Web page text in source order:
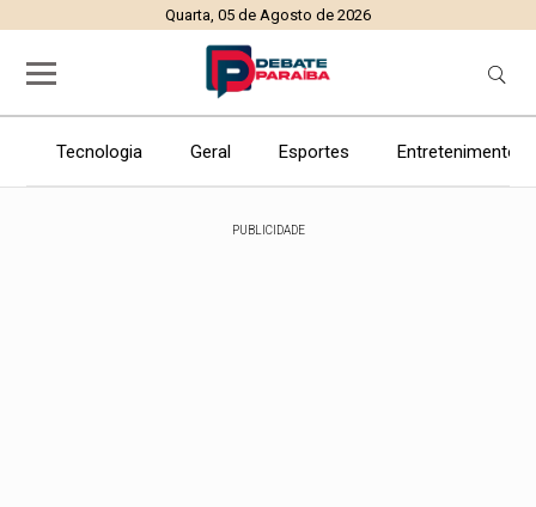
Quarta, 05 de Agosto de 2026
Tecnologia Geral Esportes Entretenimento
PUBLICIDADE